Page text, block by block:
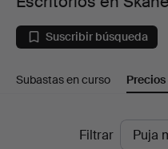
en
Skånes
Auktionsverk
Suscribir búsqueda
Subastas en curso
Filtrar